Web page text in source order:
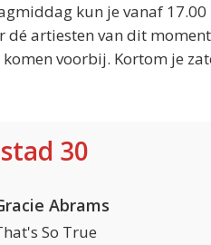
kun je vanaf
dé artiesten van dit
voorbij. Kortom je
30
Abrams
So True